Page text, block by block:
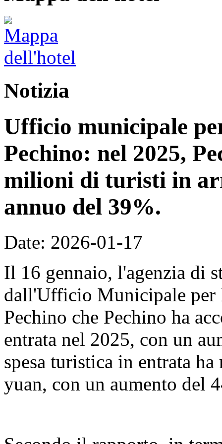
Notizia
Ufficio municipale
Pechino: nel 2025,
milioni di turisti in
annuo del 39%.
Date: 2026-01-17
Il 16 gennaio, l'agenzia di
dall'Ufficio Municipale per
Pechino che Pechino ha
entrata nel 2025, con un
spesa turistica in entrata
yuan, con un aumento del